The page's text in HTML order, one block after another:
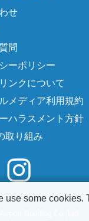
せ
問
ーポリシー
ンクについて
メディア利用規約
ハラスメント方針
取り組み
Building Co.,Ltd.
use some cookies.